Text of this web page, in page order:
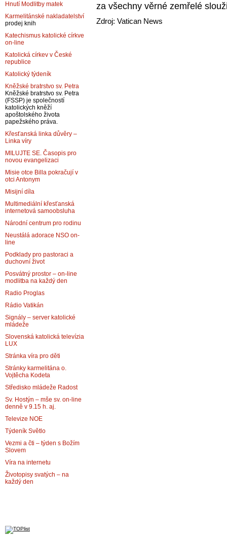
za všechny věrné zemřelé
Zdroj: Vatican News
Hnutí Modlitby matek
Karmelitánské nakladatelství
prodej knih
Katechismus katolické církve
on-line
Katolická církev v České
republice
Katolický týdeník
Kněžské bratrstvo sv. Petra
Kněžské bratrstvo sv. Petra
(FSSP) je společností
katolických kněží
apoštolského života
papežského práva.
Křesťanská linka důvěry –
Linka víry
MILUJTE SE. Časopis pro
novou evangelizaci
Misie otce Billa pokračují v
otci Antonym
Misijní díla
Multimediální křesťanská
internetová samoobsluha
Národní centrum pro rodinu
Neustálá adorace NSO on-
line
Podklady pro pastoraci a
duchovní život
Posvátný prostor – on-line
modlitba na každý den
Radio Proglas
Rádio Vatikán
Signály – server katolické
mládeže
Slovenská katolická televízia
LUX
Stránka víra pro děti
Stránky karmelitána o.
Vojtěcha Kodeta
Středisko mládeže Radost
Sv. Hostýn – mše sv. on-line
denně v 9.15 h. aj.
Televize NOE
Týdeník Světlo
Vezmi a čti – týden s Božím
Slovem
Víra na internetu
Životopisy svatých – na
každý den